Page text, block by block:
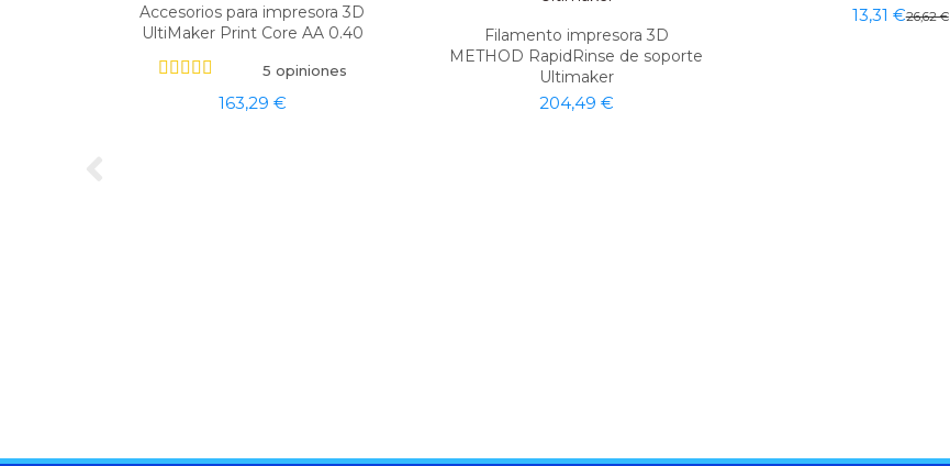
Accesorios para impresora 3D
UltiMaker Print Core AA 0.40
5 opiniones
163,29 €
Filamento impresora 3D
METHOD RapidRinse de soporte
Ultimaker
204,49 €
13,31 €26,62 €